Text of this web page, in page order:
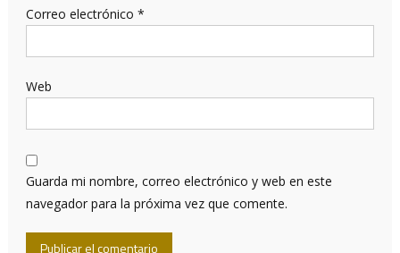
Correo electrónico *
Web
Guarda mi nombre, correo electrónico y web en este
navegador para la próxima vez que comente.